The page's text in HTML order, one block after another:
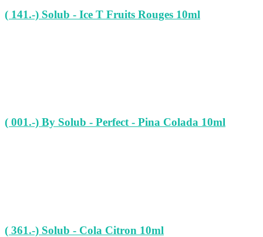
( 141.-) Solub - Ice T Fruits Rouges 10ml
( 001.-) By Solub - Perfect - Pina Colada 10ml
( 361.-) Solub - Cola Citron 10ml